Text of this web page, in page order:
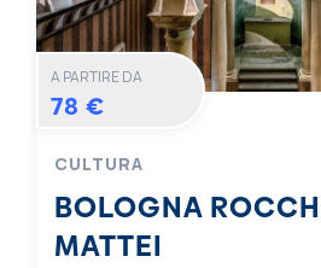
A PARTIRE DA
78 €
CULTURA
BOLOGNA
MATTEI